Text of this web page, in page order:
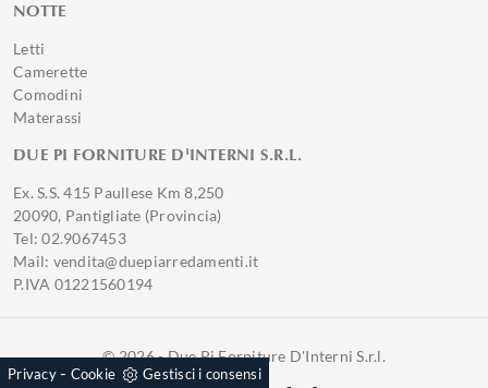
NOTTE
Letti
Camerette
Comodini
Materassi
DUE PI FORNITURE D'INTERNI S.R.L.
Ex. S.S. 415 Paullese Km 8,250
20090, Pantigliate (Provincia)
Tel: 02.9067453
Mail: vendita@duepiarredamenti.it
P.IVA 01221560194
© 2026 - Due Pi Forniture D'Interni S.r.l.
Privacy- Cookie Gestisci i consensi